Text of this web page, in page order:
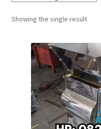
Kontak Kami
My account
Sample Page
Showing the single result